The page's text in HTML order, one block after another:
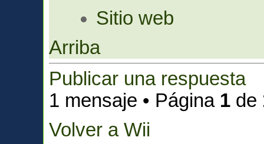
Sitio web
Arriba
Publicar una respuesta
1 mensaje • Página 1 de
Volver a Wii